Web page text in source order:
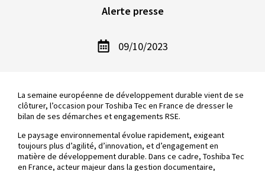
Alerte presse
09/10/2023
La semaine européenne de développement durable vient de se
clôturer, l’occasion pour Toshiba Tec en France de dresser le
bilan de ses démarches et engagements RSE.
Le paysage environnemental évolue rapidement, exigeant
toujours plus d’agilité, d’innovation, et d’engagement en
matière de développement durable. Dans ce cadre, Toshiba Tec
en France, acteur majeur dans la gestion documentaire,